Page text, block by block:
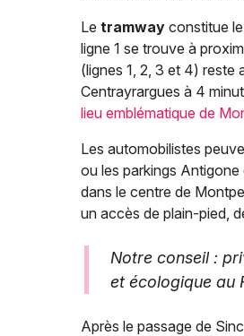
Le tramway constitue
ligne 1 se trouve à
(lignes 1, 2, 3 et 4) reste
Centrayrargues à 4
lieu emblématique de
Les automobilistes
ou les parkings
dans le centre de
un accès de plain-pied,
Notre conseil :
et écologique au
Après le passage de